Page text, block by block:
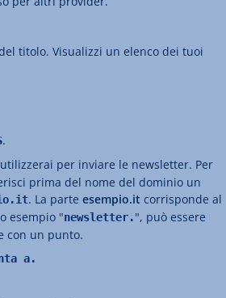
titolo. Visualizzi un elenco dei tuoi
.
per inviare le newsletter. Per
prima del nome del dominio un
. La parte esempio.it corrisponde al
esempio "newsletter.", può essere
con un punto.
a.